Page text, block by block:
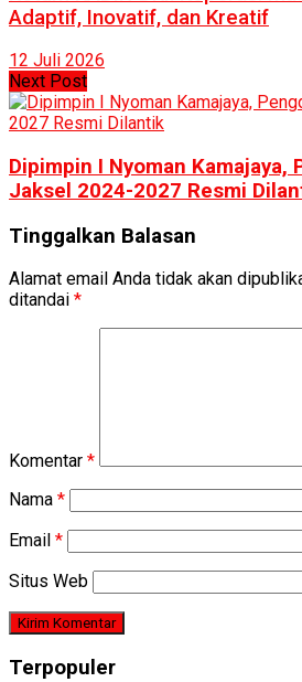
Adaptif, Inovatif, dan Kreatif
12 Juli 2026
Next Post
Dipimpin I Nyoman Kamajaya,
Jaksel 2024-2027 Resmi
Tinggalkan Balasan
Alamat email Anda tidak akan
ditandai *
Komentar *
Nama *
Email *
Situs Web
Terpopuler